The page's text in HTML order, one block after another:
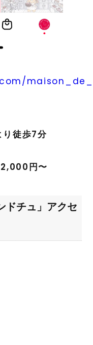
徒歩7分
円〜
ドチュ」アクセ